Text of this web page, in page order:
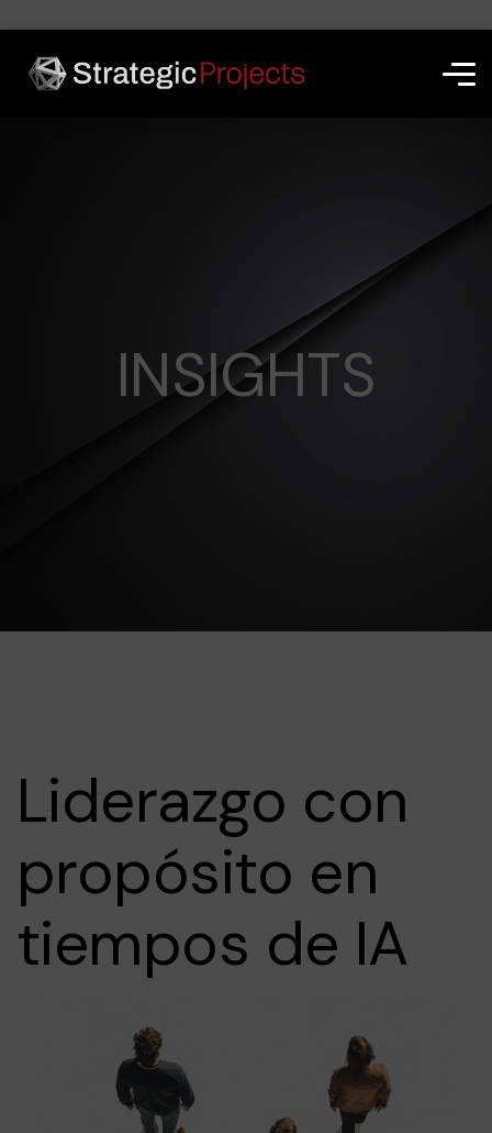
INSIGHTS
Liderazgo con
propósito en
tiempos de IA